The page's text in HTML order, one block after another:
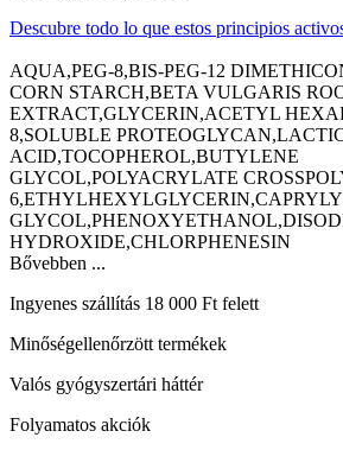
Descubre todo lo que estos principios
AQUA,PEG-8,BIS-PEG-12
CORN STARCH,BETA VULGARIS
EXTRACT,GLYCERIN,ACETYL
8,SOLUBLE
ACID,TOCOPHEROL,BUTYLENE
GLYCOL,POLYACRYLATE
HYDROXIDE,CHLORPHENESIN
Bővebben ...
Ingyenes szállítás 18 000 Ft felett
Minőségellenőrzött termékek
Valós gyógyszertári háttér
Folyamatos akciók